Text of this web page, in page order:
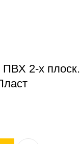
ПВХ 2-х плоск.